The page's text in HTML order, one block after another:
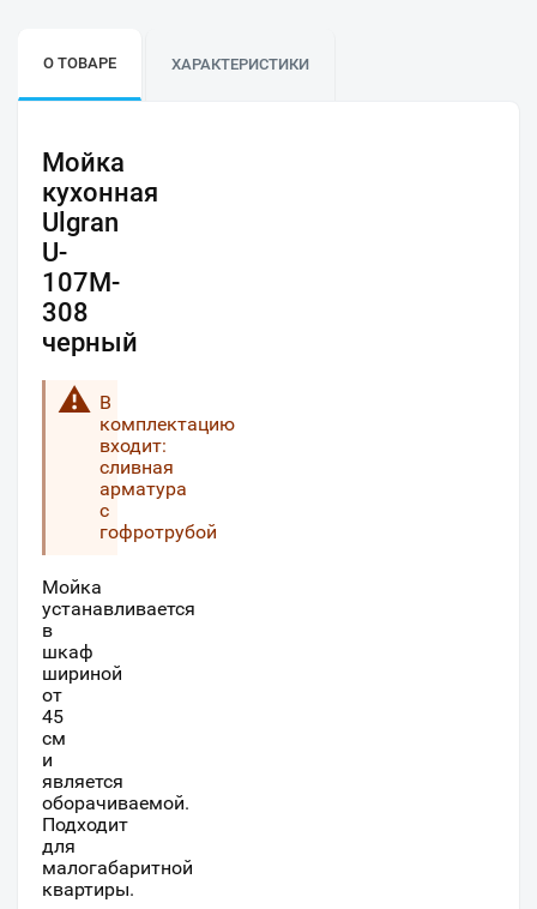
О ТОВАРЕ ХАРАКТЕРИСТИКИ
Мойка
кухонная
Ulgran
U-
107M-
308
черный
В
комплектацию
входит:
сливная
арматура
с
гофротрубой
Мойка
устанавливается
в
шкаф
шириной
от
45
см
и
является
оборачиваемой.
Подходит
для
малогабаритной
квартиры.